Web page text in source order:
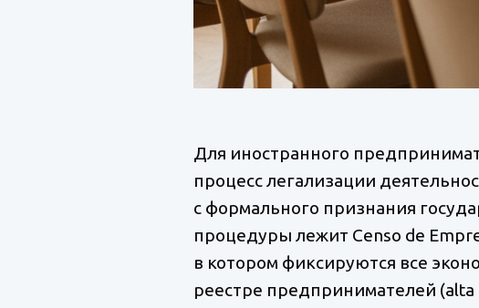
Для иностранного
процесс легализации
с формального признания
процедуры лежит Censo de
в котором фиксируются все
реестре предпринимателей (alta